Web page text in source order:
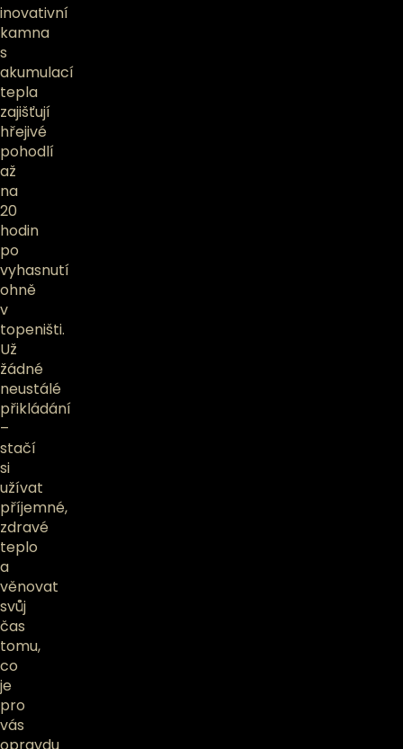
inovativní
kamna
s
akumulací
tepla
zajišťují
hřejivé
pohodlí
až
na
20
hodin
po
vyhasnutí
ohně
v
topeništi.
Už
žádné
neustálé
přikládání
–
stačí
si
užívat
příjemné,
zdravé
teplo
a
věnovat
svůj
čas
tomu,
co
je
pro
vás